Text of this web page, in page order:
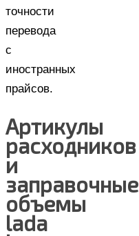
точности
перевода
с
иностранных
прайсов.
Артикулы
расходников
и
заправочные
объемы
lada